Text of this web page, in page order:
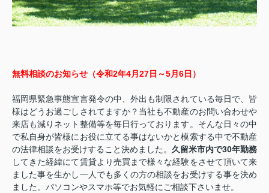
無料相談のお知らせ（令和2年4月27日～5月6日）
福岡県緊急事態宣言発令の中、外出も制限されている毎日で、皆
様はどうお過ごしされてますか？当社も不動産のお問い合わせや
来店も減りネット整備等を毎日行っております。そんな日々の中
で私自身が皆様にお役に立てる事はないかと模索する中で不動産
の法律相談をお受けすること決めました。 久留米市内で30年勤務
してきた経緯にて賃貸より売買まで様々な経験をさせて頂いて来
ました事を生かし一人でも多くの方の相談をお受けする事を決め
ました。パソコンやスマホ等でお気軽にご相談下さいませ。